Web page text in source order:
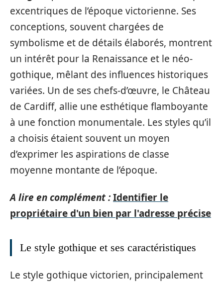
excentriques de l’époque victorienne. Ses
conceptions, souvent chargées de
symbolisme et de détails élaborés, montrent
un intérêt pour la Renaissance et le néo-
gothique, mêlant des influences historiques
variées. Un de ses chefs-d’œuvre, le Château
de Cardiff, allie une esthétique flamboyante
à une fonction monumentale. Les styles qu’il
a choisis étaient souvent un moyen
d’exprimer les aspirations de classe
moyenne montante de l’époque.
A lire en complément :Identifier le
propriétaire d'un bien par l'adresse précise
Le style gothique et ses caractéristiques
Le style gothique victorien, principalement